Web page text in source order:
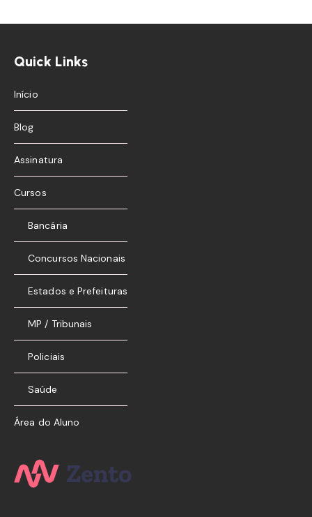
Quick Links
Início
Blog
Assinatura
Cursos
Bancária
Concursos Nacionais
Estados e Prefeituras
MP / Tribunais
Policiais
Saúde
Área do Aluno